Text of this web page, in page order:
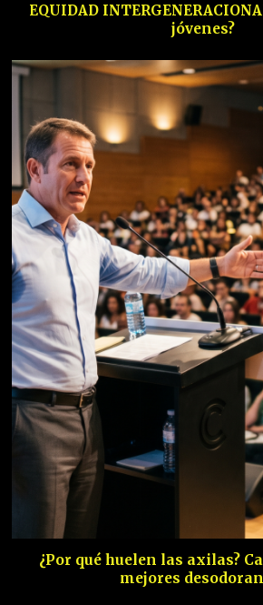
EQUIDAD
jóvenes?
¿Por qué huelen las axilas?
mejores